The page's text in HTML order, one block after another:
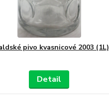
pivo kvasnicové 2003 (1L)
Detail